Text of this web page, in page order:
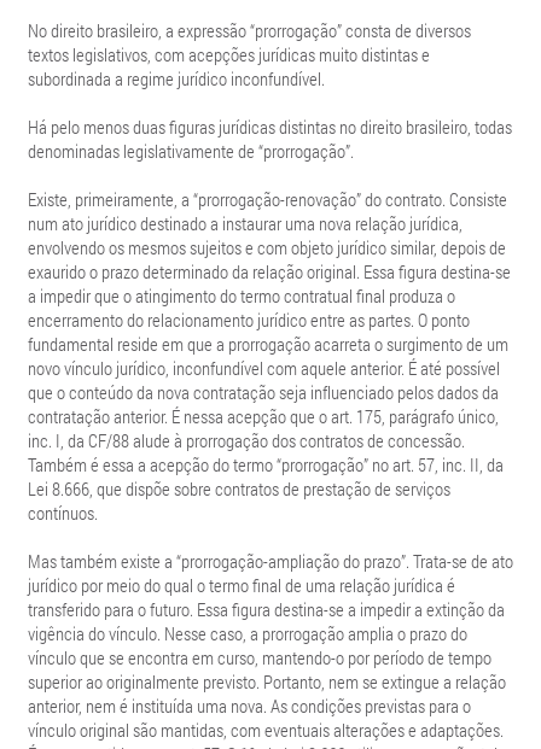
No direito brasileiro, a expressão “prorrogação” consta de diversos
textos legislativos, com acepções jurídicas muito distintas e
subordinada a regime jurídico inconfundível.
Há pelo menos duas figuras jurídicas distintas no direito brasileiro, todas
denominadas legislativamente de “prorrogação”.
Existe, primeiramente, a “prorrogação-renovação” do contrato. Consiste
num ato jurídico destinado a instaurar uma nova relação jurídica,
envolvendo os mesmos sujeitos e com objeto jurídico similar, depois de
exaurido o prazo determinado da relação original. Essa figura destina-se
a impedir que o atingimento do termo contratual final produza o
encerramento do relacionamento jurídico entre as partes. O ponto
fundamental reside em que a prorrogação acarreta o surgimento de um
novo vínculo jurídico, inconfundível com aquele anterior. É até possível
que o conteúdo da nova contratação seja influenciado pelos dados da
contratação anterior. É nessa acepção que o art. 175, parágrafo único,
inc. I, da CF/88 alude à prorrogação dos contratos de concessão.
Também é essa a acepção do termo “prorrogação” no art. 57, inc. II, da
Lei 8.666, que dispõe sobre contratos de prestação de serviços
contínuos.
Mas também existe a “prorrogação-ampliação do prazo”. Trata-se de ato
jurídico por meio do qual o termo final de uma relação jurídica é
transferido para o futuro. Essa figura destina-se a impedir a extinção da
vigência do vínculo. Nesse caso, a prorrogação amplia o prazo do
vínculo que se encontra em curso, mantendo-o por período de tempo
superior ao originalmente previsto. Portanto, nem se extingue a relação
anterior, nem é instituída uma nova. As condições previstas para o
vínculo original são mantidas, com eventuais alterações e adaptações.